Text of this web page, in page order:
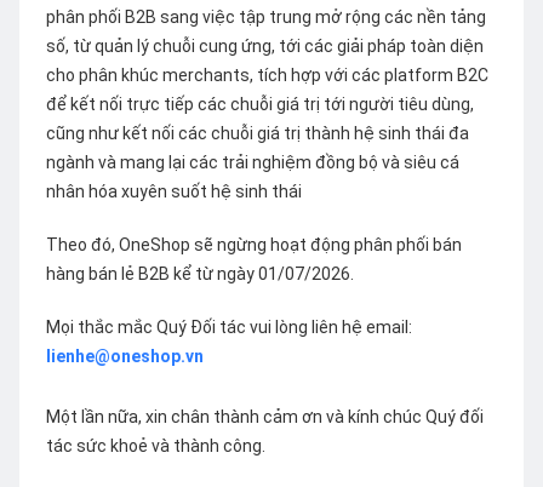
phân phối B2B sang việc tập trung mở rộng các nền tảng
số, từ quản lý chuỗi cung ứng, tới các giải pháp toàn diện
cho phân khúc merchants, tích hợp với các platform B2C
để kết nối trực tiếp các chuỗi giá trị tới người tiêu dùng,
cũng như kết nối các chuỗi giá trị thành hệ sinh thái đa
ngành và mang lại các trải nghiệm đồng bộ và siêu cá
nhân hóa xuyên suốt hệ sinh thái
Theo đó, OneShop sẽ ngừng hoạt động phân phối bán
hàng bán lẻ B2B kể từ ngày 01/07/2026.
Mọi thắc mắc Quý Đối tác vui lòng liên hệ email:
lienhe@oneshop.vn
Một lần nữa, xin chân thành cảm ơn và kính chúc Quý đối
tác sức khoẻ và thành công.